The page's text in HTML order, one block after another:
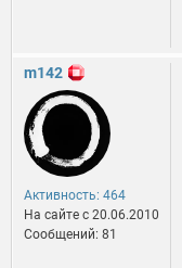
m142
Активность: 464
На сайте c 20.06.2010
Сообщений: 81